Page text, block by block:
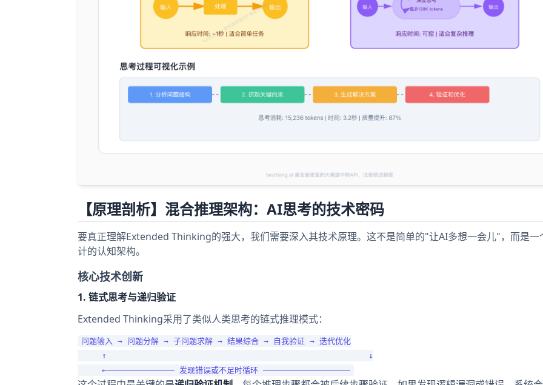
【原理剖析】混合推理架构：AI思考的技术密码
要真正理解Extended Thinking的强大，我们需要深入其技术原理。这不是简单的"让AI多想一会儿"，而是一
计的认知架构。
核心技术创新
1. 链式思考与递归验证
Extended Thinking采用了类似人类思考的链式推理模式：
问题输入 → 问题分解 → 子问题求解 → 结果综合 → 自我验证 → 迭代优化
     ↑                                                      ↓